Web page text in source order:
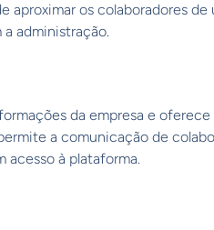
aproximar os colaboradores
administração.
da empresa e
a comunicação de
acesso à plataforma.